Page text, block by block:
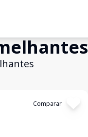
Comparar